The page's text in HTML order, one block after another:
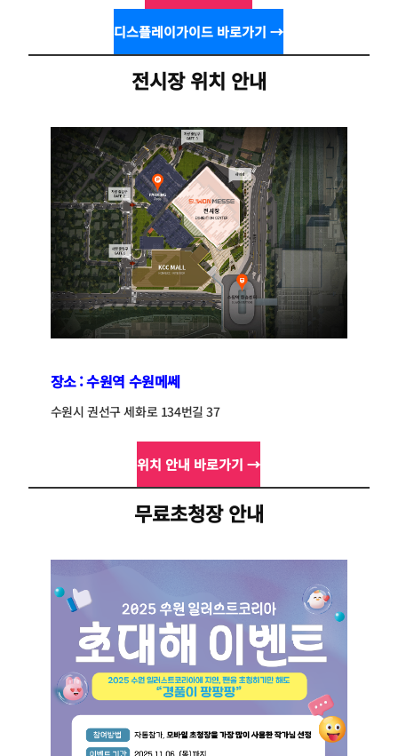
디스플레이가이드 바로가기 →
전시장 위치 안내
장소 : 수원역 수원메쎄
수원시 권선구 세화로 134번길 37
위치 안내 바로가기 →
무료초청장 안내